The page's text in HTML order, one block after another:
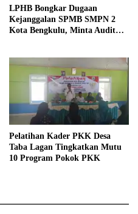
LPHB Bongkar Dugaan
Kejanggalan SPMB SMPN 2
Kota Bengkulu, Minta Audit
Pelatihan Kader PKK Desa
Taba Lagan Tingkatkan Mutu
10 Program Pokok PKK